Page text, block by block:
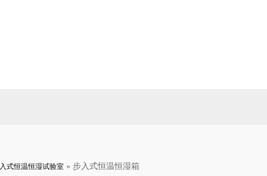
式恒温恒湿试验室 » 步入式恒温恒湿箱